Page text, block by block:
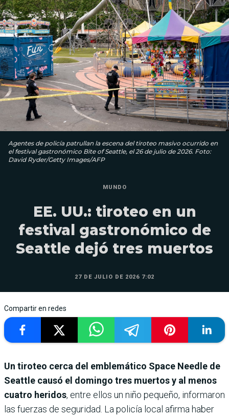
Agentes de policía patrullan la escena del tiroteo masivo ocurrido en
el festival gastronómico Bite of Seattle, el 26 de julio de 2026. Foto:
David Ryder/Getty Images/AFP
MUNDO
EE. UU.: tiroteo en un
festival gastronómico de
Seattle dejó tres muertos
27 DE JULIO DE 2026 7:02
Compartir en redes
Un tiroteo cerca del emblemático Space Needle de
Seattle causó el domingo tres muertos y al menos
cuatro heridos, entre ellos un niño pequeño, informaron
las fuerzas de seguridad. La policía local afirma haber